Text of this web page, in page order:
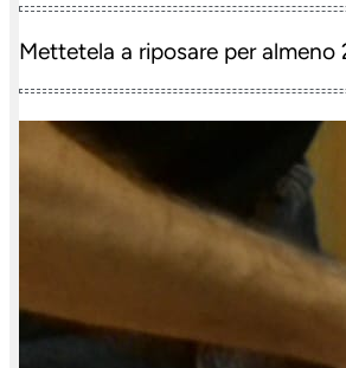
Mettetela a riposare per almeno